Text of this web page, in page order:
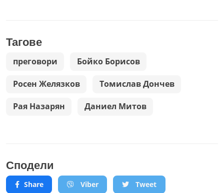
Тагове
преговори Бойко Борисов
Росен Желязков Томислав Дончев
Рая Назарян Даниел Митов
Сподели
Share Viber Tweet